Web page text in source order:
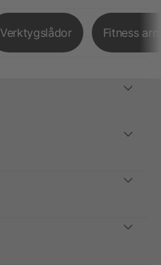
Verktygslådor Fitness